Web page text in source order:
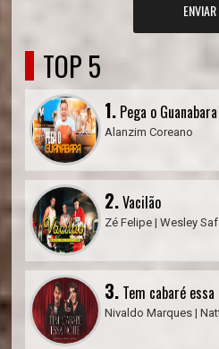
ENVIAR
TOP 5
1. Pega o Guanabara
Alanzim Coreano
2.Vacilão
Zé Felipe | Wesley
3. Tem cabaré
Nivaldo Marques |